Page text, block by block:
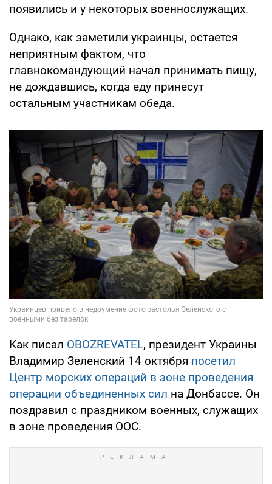
появились и у некоторых военнослужащих.
Однако, как заметили украинцы, остается
неприятным фактом, что
главнокомандующий начал принимать пищу,
не дождавшись, когда еду принесут
остальным участникам обеда.
Как писал OBOZREVATEL, президент Украины
Владимир Зеленский 14 октября посетил
Центр морских операций в зоне проведения
операции объединенных сил на Донбассе. Он
поздравил с праздником военных, служащих
в зоне проведения ООС.